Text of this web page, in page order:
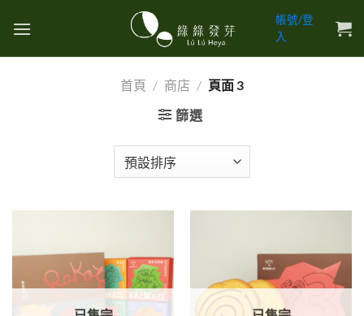
帳號/登
入
首頁 / 商店 / 頁面 3
篩選